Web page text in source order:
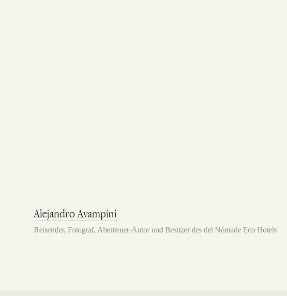
Alejandro Avampini
Reisender, Fotograf, Abenteuer-Autor und Besitzer des del Nómade Eco Hotels